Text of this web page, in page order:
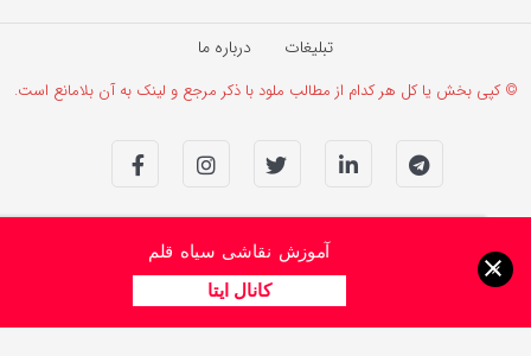
تبلیغات درباره ما
© کپی بخش یا کل هر کدام از مطالب ملود با ذکر مرجع و لینک به آن بلامانع است.
آموزش نقاشی سیاه قلم
کانال ایتا
×